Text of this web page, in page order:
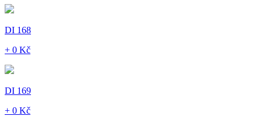
DI 168
+ 0 Kč
DI 169
+ 0 Kč